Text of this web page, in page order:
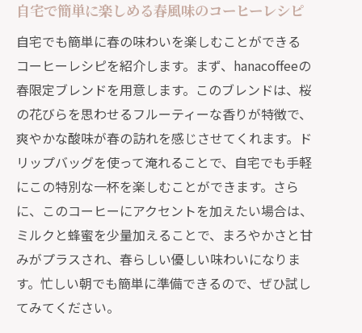
寒い冬にぴったりのスパイシーコーヒ
ーの選び方
通販で手に入れる冬限定のスパイシー
ブレンド
hanacoffeeの冬のおすすめスパイスコ
ーヒー
スパイシーコーヒーを使った簡単アレ
ンジレシピ
冬のぬくもりを感じるコーヒーの楽し
み方
スパイシーコーヒーに合う温かいデザ
ートの提案
自宅で簡単に楽しめる春風味のコーヒーレシピ
自宅でも簡単に春の味わいを楽しむことができる
コーヒーレシピを紹介します。まず、hanacoffeeの
春限定ブレンドを用意します。このブレンドは、桜
の花びらを思わせるフルーティーな香りが特徴で、
爽やかな酸味が春の訪れを感じさせてくれます。ド
リップバッグを使って淹れることで、自宅でも手軽
にこの特別な一杯を楽しむことができます。さら
に、このコーヒーにアクセントを加えたい場合は、
ミルクと蜂蜜を少量加えることで、まろやかさと甘
みがプラスされ、春らしい優しい味わいになりま
す。忙しい朝でも簡単に準備できるので、ぜひ試し
てみてください。